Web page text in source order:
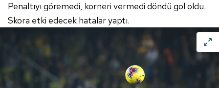
Penaltıyı göremedi, korneri vermedi döndü gol oldu.
Skora etki edecek hatalar yaptı.